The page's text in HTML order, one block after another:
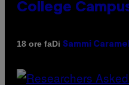
College
18 ore faDi Sammi